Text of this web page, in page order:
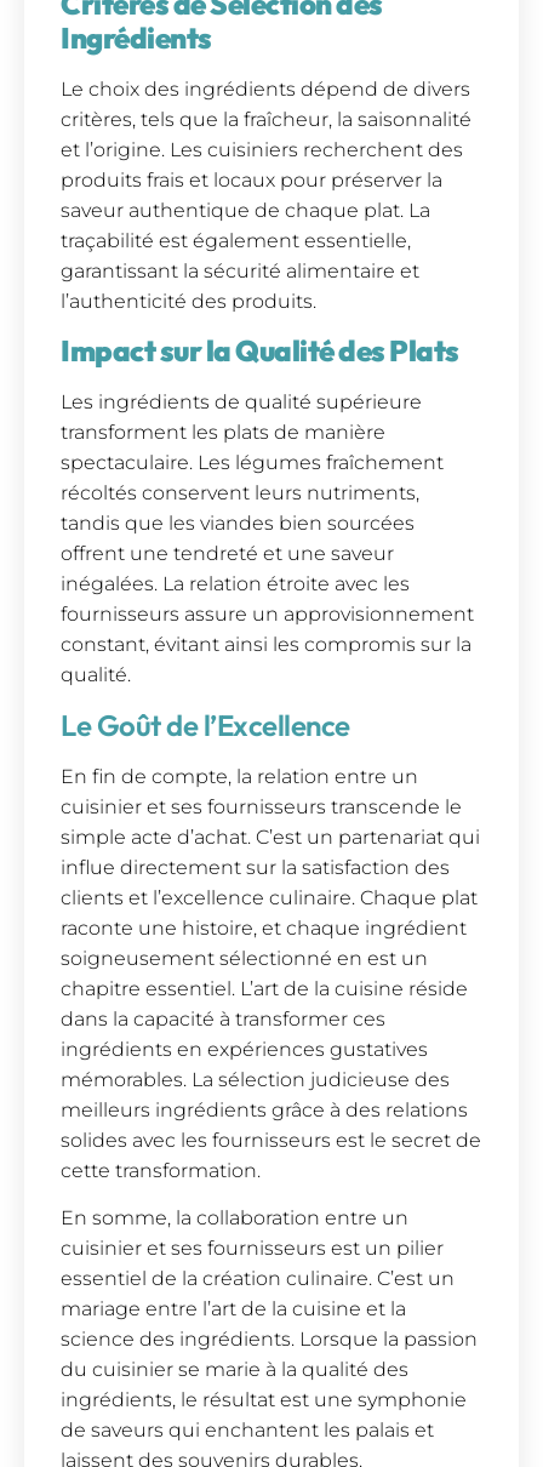
Ingrédients
Le choix des ingrédients dépend de divers
critères, tels que la fraîcheur, la saisonnalité
et l’origine. Les cuisiniers recherchent des
produits frais et locaux pour préserver la
saveur authentique de chaque plat. La
traçabilité est également essentielle,
garantissant la sécurité alimentaire et
l’authenticité des produits.
Impact sur la Qualité des Plats
Les ingrédients de qualité supérieure
transforment les plats de manière
spectaculaire. Les légumes fraîchement
récoltés conservent leurs nutriments,
tandis que les viandes bien sourcées
offrent une tendreté et une saveur
inégalées. La relation étroite avec les
fournisseurs assure un approvisionnement
constant, évitant ainsi les compromis sur la
qualité.
Le Goût de l’Excellence
En fin de compte, la relation entre un
cuisinier et ses fournisseurs transcende le
simple acte d’achat. C’est un partenariat qui
influe directement sur la satisfaction des
clients et l’excellence culinaire. Chaque plat
raconte une histoire, et chaque ingrédient
soigneusement sélectionné en est un
chapitre essentiel. L’art de la cuisine réside
dans la capacité à transformer ces
ingrédients en expériences gustatives
mémorables. La sélection judicieuse des
meilleurs ingrédients grâce à des relations
solides avec les fournisseurs est le secret de
cette transformation.
En somme, la collaboration entre un
cuisinier et ses fournisseurs est un pilier
essentiel de la création culinaire. C’est un
mariage entre l’art de la cuisine et la
science des ingrédients. Lorsque la passion
du cuisinier se marie à la qualité des
ingrédients, le résultat est une symphonie
de saveurs qui enchantent les palais et
laissent des souvenirs durables.